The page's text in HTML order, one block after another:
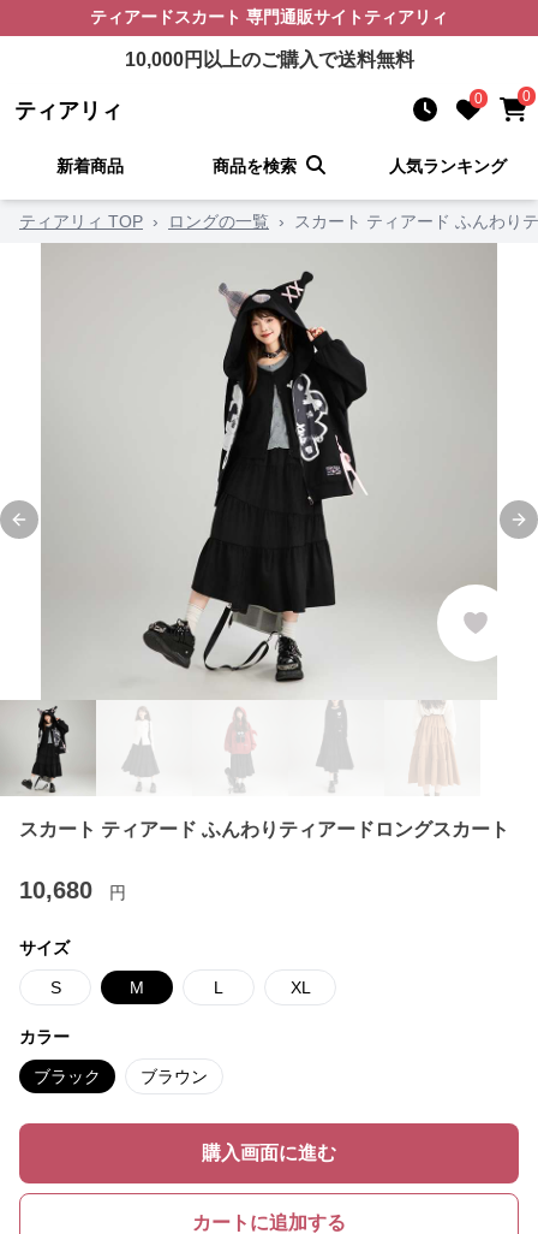
ティアードスカート 専門通販サイト ティアリィ
10,000円以上のご購入で送料無料
ティアリィ 0 0
新着商品 商品を検索 人気ランキング
ティアリィ TOP › ロングの一覧 › スカート ティアード ふんわり
Previous slide
スカート ティアード ふんわりティアードロングスカート
10,680 円
サイズ
S M L XL
カラー
ブラック ブラウン
購入画面に進む
カートに追加する